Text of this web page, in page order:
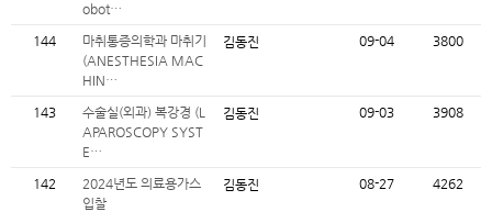
obot…
144
마취통증의학과 마취기
(ANESTHESIA MAC
HIN…
김동진 09-04 3800
143
수술실(외과) 복강경 (L
APAROSCOPY SYST
E…
김동진 09-03 3908
142
2024년도 의료용가스
입찰
김동진 08-27 4262